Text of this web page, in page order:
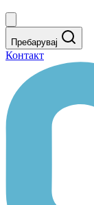
Пребарувај
Контакт